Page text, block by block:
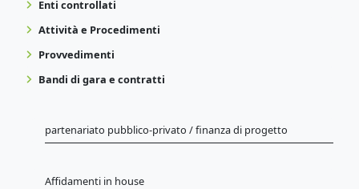
Enti controllati
Attività e Procedimenti
Provvedimenti
Bandi di gara e contratti
partenariato pubblico-privato / finanza di progetto
Affidamenti in house